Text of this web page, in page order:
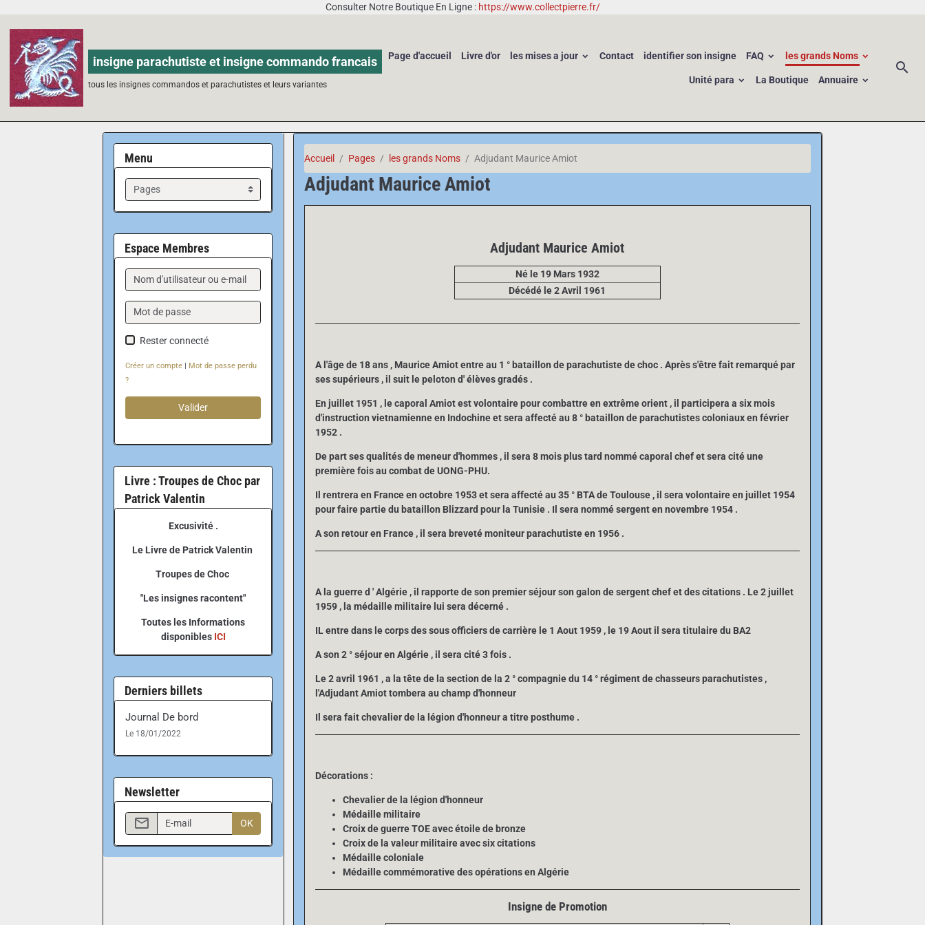
Consulter Notre Boutique En Ligne :https://www.collectpierre.fr/
insigne parachutiste et insigne commando francais
tous les insignes commandos et parachutistes et leurs variantes
Page d'accueil Livre d'or les mises a jour Contact identifier son insigne FAQ les grands Noms
Unité para La Boutique Annuaire
Accueil Pages les grands Noms Adjudant Maurice Amiot
Adjudant Maurice Amiot
Adjudant Maurice Amiot
Né le 19 Mars 1932
Décédé le 2 Avril 1961
A l'âge de 18 ans , Maurice Amiot entre au 1 ° bataillon de parachutiste de choc . Après s'être fait remarqué par
ses supérieurs , il suit le peloton d' élèves gradés .
En juillet 1951 , le caporal Amiot est volontaire pour combattre en extrême orient , il participera a six mois
d'instruction vietnamienne en Indochine et sera affecté au 8 ° bataillon de parachutistes coloniaux en février
1952 .
De part ses qualités de meneur d'hommes , il sera 8 mois plus tard nommé caporal chef et sera cité une
première fois au combat de UONG-PHU.
Il rentrera en France en octobre 1953 et sera affecté au 35 ° BTA de Toulouse , il sera volontaire en juillet 1954
pour faire partie du bataillon Blizzard pour la Tunisie . Il sera nommé sergent en novembre 1954 .
A son retour en France , il sera breveté moniteur parachutiste en 1956 .
A la guerre d ' Algérie , il rapporte de son premier séjour son galon de sergent chef et des citations . Le 2 juillet
1959 , la médaille militaire lui sera décerné .
IL entre dans le corps des sous officiers de carrière le 1 Aout 1959 , le 19 Aout il sera titulaire du BA2
A son 2 ° séjour en Algérie , il sera cité 3 fois .
Le 2 avril 1961 , a la tête de la section de la 2 ° compagnie du 14 ° régiment de chasseurs parachutistes ,
l'Adjudant Amiot tombera au champ d'honneur
Il sera fait chevalier de la légion d'honneur a titre posthume .
Décorations :
Chevalier de la légion d'honneur
Médaille militaire
Croix de guerre TOE avec étoile de bronze
Croix de la valeur militaire avec six citations
Médaille coloniale
Médaille commémorative des opérations en Algérie
Insigne de Promotion
Menu
Espace Membres
Rester connecté
Créer un compte | Mot de passe perdu
?
Valider
Livre : Troupes de Choc par
Patrick Valentin
Excusivité .
Le Livre de Patrick Valentin
Troupes de Choc
"Les insignes racontent"
Toutes les Informations
disponibles ICI
Derniers billets
Journal De bord
Le 18/01/2022
Newsletter
OK